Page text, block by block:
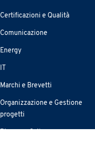
Certificazioni e Qualità
Comunicazione
Energy
IT
Marchi e Brevetti
Organizzazione e Gestione
progetti